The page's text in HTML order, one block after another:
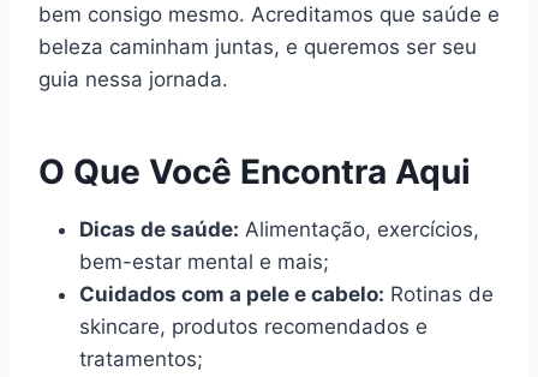
bem consigo mesmo. Acreditamos que saúde e
beleza caminham juntas, e queremos ser seu
guia nessa jornada.
O Que Você Encontra Aqui
Dicas de saúde: Alimentação, exercícios,
bem-estar mental e mais;
Cuidados com a pele e cabelo: Rotinas de
skincare, produtos recomendados e
tratamentos;